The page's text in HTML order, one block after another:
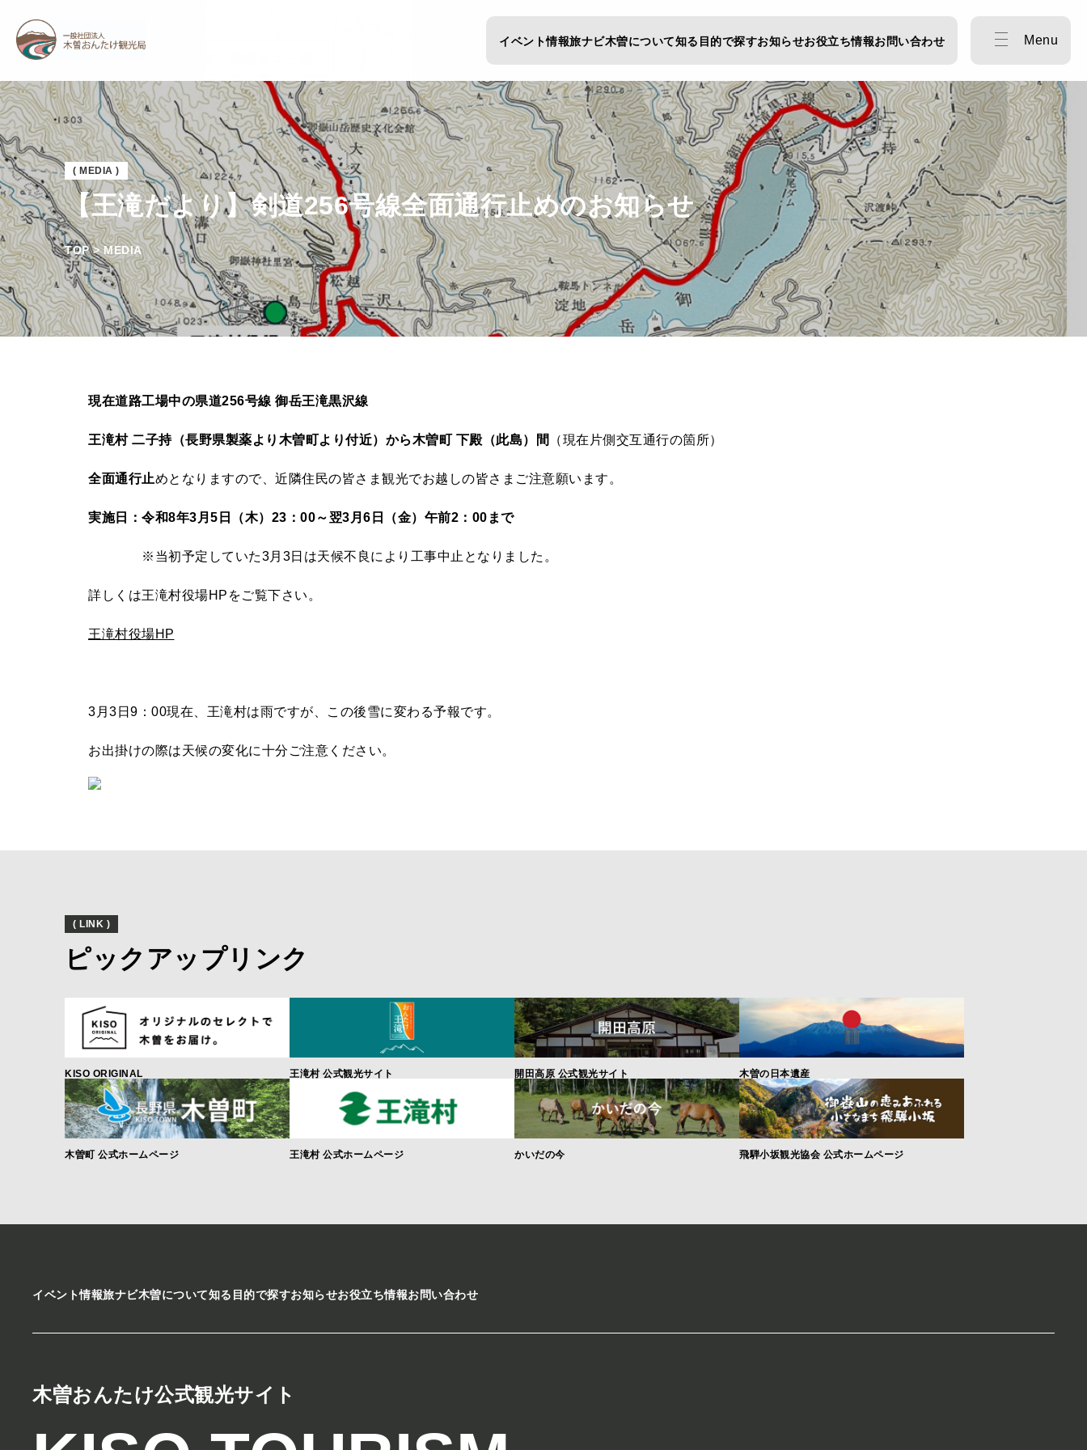
イベント情報旅ナビ木曽について知る 目的で探すお知らせお役立ち情報お問い合わせ Menu
( MEDIA )
【王滝だより】剣道256号線全面通行止めのお知らせ
TOP > MEDIA
現在道路工場中の県道256号線 御岳王滝黒沢線
王滝村 二子持（長野県製薬より木曽町より付近）から木曽町 下殿（此島）間 （現在片側交互通行の箇所）
全面通行止めとなりますので、近隣住民の皆さま観光でお越しの皆さまご注意願います。
実施日：令和8年3月5日（木）23：00～翌3月6日（金）午前2：00まで
※当初予定していた3月3日は天候不良により工事中止となりました。
詳しくは王滝村役場HPをご覧下さい。
王滝村役場HP
3月3日9：00現在、王滝村は雨ですが、この後雪に変わる予報です。
お出掛けの際は天候の変化に十分ご注意ください。
( LINK )
ピックアップリンク
KISO ORIGINAL 王滝村 公式観光サイト 開田高原 公式観光サイト 木曽の日本遺産
木曽町 公式ホームページ 王滝村 公式ホームページ かいだの今 飛騨小坂観光協会 公式ホームページ
イベント情報旅ナビ木曽について知る 目的で探すお知らせお役立ち情報お問い合わせ
木曽おんたけ公式観光サイト